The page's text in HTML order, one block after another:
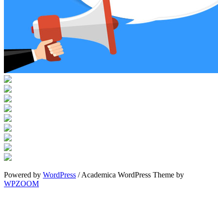
Powered by WordPress / Academica WordPress Theme by
WPZOOM